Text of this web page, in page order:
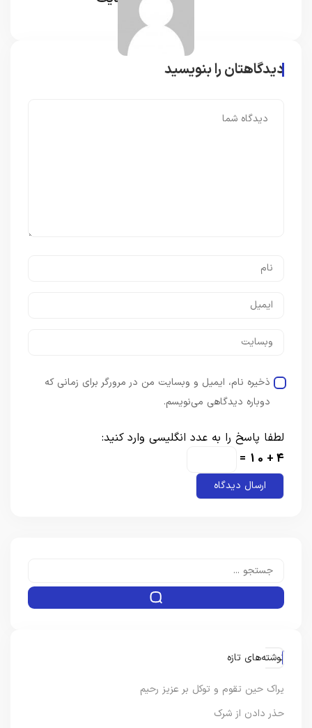
دیدگاهتان را بنویسید
ذخیره نام، ایمیل و وبسایت من در مرورگر برای زمانی که
دوباره دیدگاهی می‌نویسم.
لطفا پاسخ را به عدد انگلیسی وارد کنید:
4 + 10 =
نوشته‌های تازه
یراک حین تقوم و توکل بر عزیز رحیم
حذر دادن از شرک